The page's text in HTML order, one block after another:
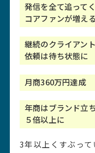
発信を全て追って
コアファンが増え
継続のクライアン
依頼は待ち状態に
月商360万円達成
年商はブランド立
５倍以上に
3年以上くすぶっ